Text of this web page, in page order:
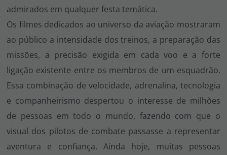
admirados em qualquer festa temática.
Os filmes dedicados ao universo da aviação mostraram
ao público a intensidade dos treinos, a preparação das
missões, a precisão exigida em cada voo e a forte
ligação existente entre os membros de um esquadrão.
Essa combinação de velocidade, adrenalina, tecnologia
e companheirismo despertou o interesse de milhões
de pessoas em todo o mundo, fazendo com que o
visual dos pilotos de combate passasse a representar
aventura e confiança. Ainda hoje, muitas pessoas